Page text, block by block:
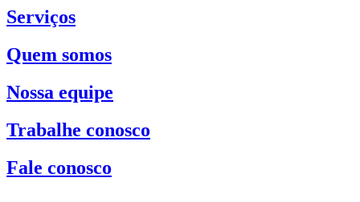
Serviços
Quem somos
Nossa equipe
Trabalhe conosco
Fale conosco